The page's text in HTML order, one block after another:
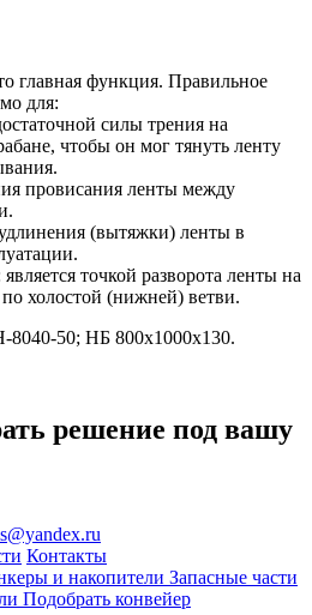
главная функция. Правильное
для:
силы трения на
чтобы он мог тянуть ленту
провисания ленты между
(вытяжки) ленты в
точкой разворота ленты на
по холостой (нижней) ветви.
50; НБ 800х1000х130.
решение под вашу
Контакты
и накопители Запасные части
Подобрать конвейер